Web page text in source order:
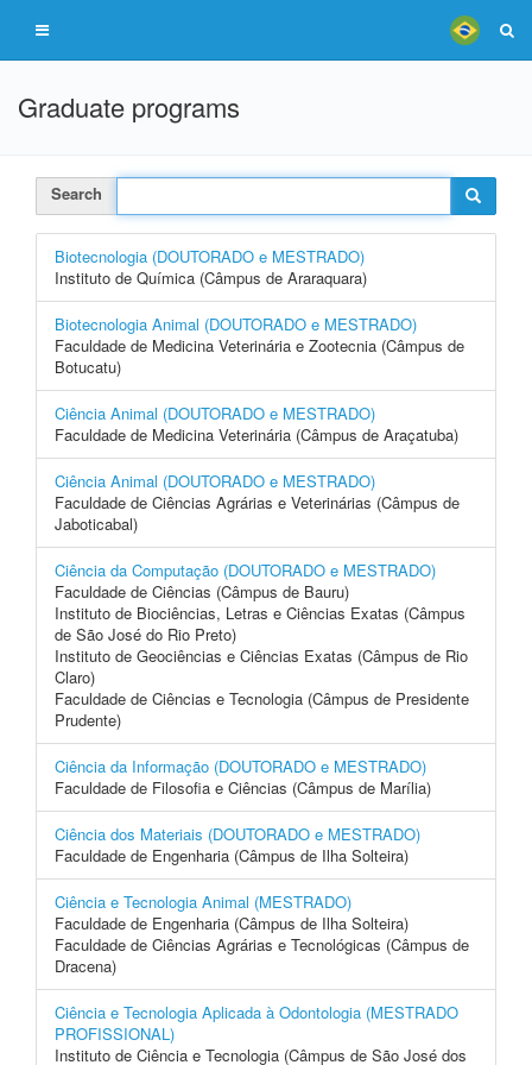
Graduate programs
Search
Biotecnologia (DOUTORADO e MESTRADO)
Instituto de Química (Câmpus de Araraquara)
Biotecnologia Animal (DOUTORADO e MESTRADO)
Faculdade de Medicina Veterinária e Zootecnia (Câmpus de
Botucatu)
Ciência Animal (DOUTORADO e MESTRADO)
Faculdade de Medicina Veterinária (Câmpus de Araçatuba)
Ciência Animal (DOUTORADO e MESTRADO)
Faculdade de Ciências Agrárias e Veterinárias (Câmpus de
Jaboticabal)
Ciência da Computação (DOUTORADO e MESTRADO)
Faculdade de Ciências (Câmpus de Bauru)
Instituto de Biociências, Letras e Ciências Exatas (Câmpus
de São José do Rio Preto)
Instituto de Geociências e Ciências Exatas (Câmpus de Rio
Claro)
Faculdade de Ciências e Tecnologia (Câmpus de Presidente
Prudente)
Ciência da Informação (DOUTORADO e MESTRADO)
Faculdade de Filosofia e Ciências (Câmpus de Marília)
Ciência dos Materiais (DOUTORADO e MESTRADO)
Faculdade de Engenharia (Câmpus de Ilha Solteira)
Ciência e Tecnologia Animal (MESTRADO)
Faculdade de Engenharia (Câmpus de Ilha Solteira)
Faculdade de Ciências Agrárias e Tecnológicas (Câmpus de
Dracena)
Ciência e Tecnologia Aplicada à Odontologia (MESTRADO
PROFISSIONAL)
Instituto de Ciência e Tecnologia (Câmpus de São José dos